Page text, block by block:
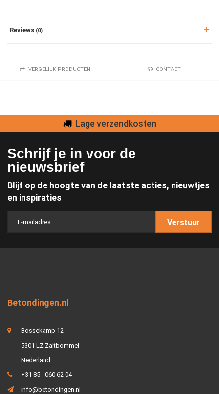
Reviews (0)
VERGELIJK PRODUCTEN CONTACT
Lage verzendkosten
Schrijf je in voor de
nieuwsbrief
Blijf op de hoogte van de laatste acties, nieuwtjes
en inspiraties
Verstuur
Betondingen.nl
Bossekamp 12
5301 LZ Zaltbommel
Nederland
+31 85 - 060 62 04
info@betondingen.nl